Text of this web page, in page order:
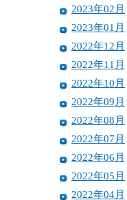
2023年02月
2023年01月
2022年12月
2022年11月
2022年10月
2022年09月
2022年08月
2022年07月
2022年06月
2022年05月
2022年04月